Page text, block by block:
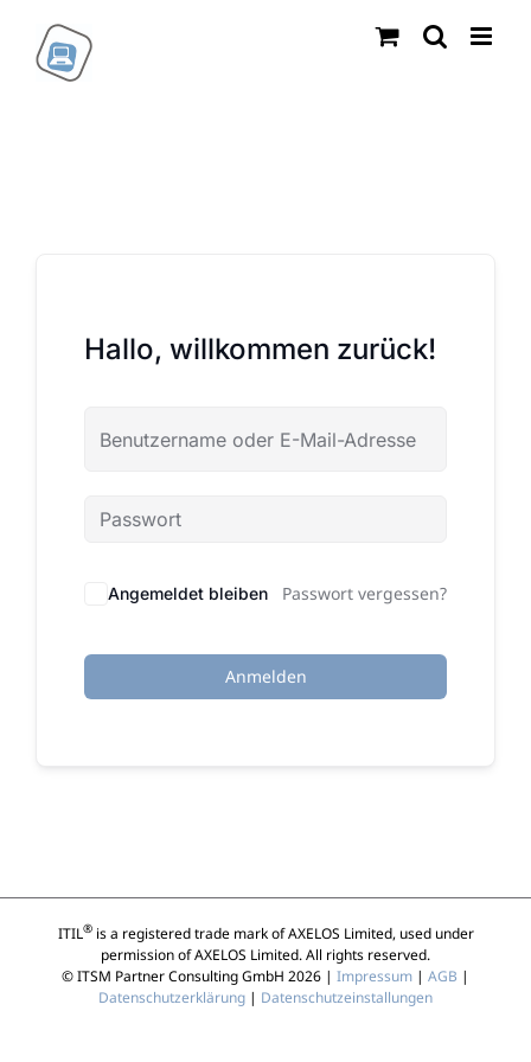
Inhalt
springen
Hallo, willkommen zurück!
Angemeldet bleiben Passwort vergessen?
Anmelden
ITIL®is a registered trade mark of AXELOS Limited, used under
permission of AXELOS Limited. All rights reserved.
© ITSM Partner Consulting GmbH 2026 | Impressum | AGB |
Datenschutzerklärung | Datenschutzeinstallungen